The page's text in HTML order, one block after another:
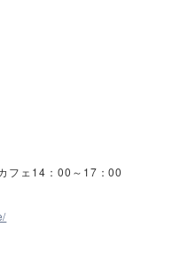
フェ14：00～17：00